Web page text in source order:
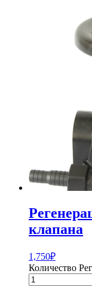
клапана
1,750₽
Количество